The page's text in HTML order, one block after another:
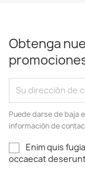
Obtenga
Puede darse de baja
información de
Enim quis
occaecat